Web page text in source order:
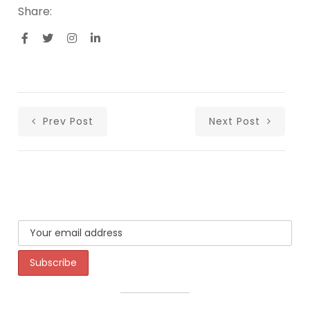
Share:
Prev Post Next Post